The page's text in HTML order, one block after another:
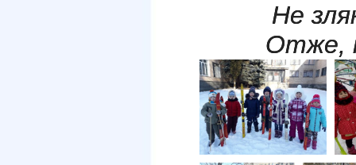
Не
Отже,